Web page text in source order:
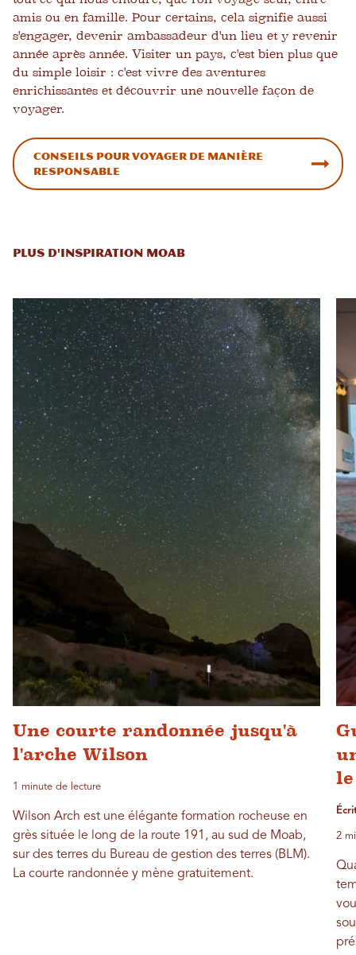
amis ou en famille. Pour certains, cela signifie aussi
s'engager, devenir ambassadeur d'un lieu et y revenir
année après année. Visiter un pays, c'est bien plus que
du simple loisir : c'est vivre des aventures
enrichissantes et découvrir une nouvelle façon de
voyager.
Conseils pour voyager de manière
responsable
PLUS D'INSPIRATION MOAB
Une courte randonnée jusqu'à
l'arche Wilson
1 minute de lecture
Wilson Arch est une élégante formation rocheuse en
grès située le long de la route 191, au sud de Moab,
sur des terres du Bureau de gestion des terres (BLM).
La courte randonnée y mène gratuitement.
le
2